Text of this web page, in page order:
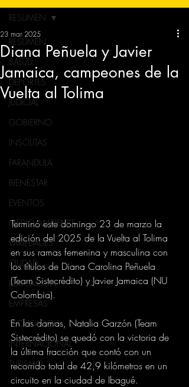
RESUMEN
SALUD
DEPORTES
JUDICIAL
GOBIERNO
INSÓLITAS
FARANDULA
BIENESTAR
EVENTOS
MEDIO AMBIENTE
VARIEDADES
CIUDAD
EDUCACION
EMPRESAS
TECNOLOGIA
INTERNACIONAL
TURISMO
RESUMEN
Diana Peñuela y Javier
Jamaica, campeones de la
Vuelta al Tolima
23 mar 2025
Terminó este domingo 23 de marzo la
edición del 2025 de la Vuelta al Tolima
en sus ramas femenina y masculina con
los títulos de Diana Carolina Peñuela
(Team Sistecrédito) y Javier Jamaica (NU
Colombia).
En las damas, Natalia Garzón (Team
Sistecrédito) se quedó con la victoria de
la última fracción que contó con un
recorrido total de 42,9 kilómetros en un
circuito en la ciudad de Ibagué.